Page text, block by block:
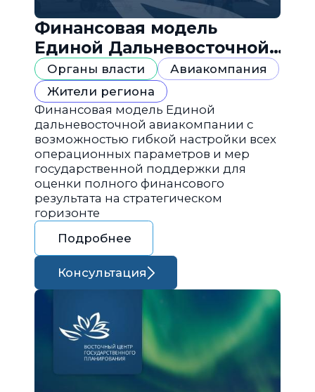
Финансовая модель
Единой Дальневосточной
авиакомпании
Органы власти
Авиакомпания
Жители региона
Финансовая модель Единой
дальневосточной авиакомпании с
возможностью гибкой настройки всех
операционных параметров и мер
государственной поддержки для
оценки полного финансового
результата на стратегическом
горизонте
Подробнее
Консультация